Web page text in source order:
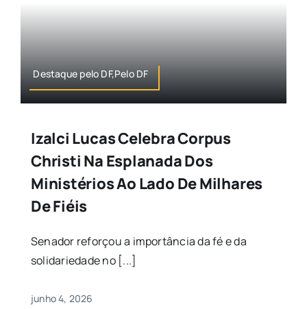
Destaque pelo DF,Pelo DF
Izalci Lucas Celebra Corpus
Christi Na Esplanada Dos
Ministérios Ao Lado De Milhares
De Fiéis
Senador reforçou a importância da fé e da
solidariedade no [...]
junho 4, 2026